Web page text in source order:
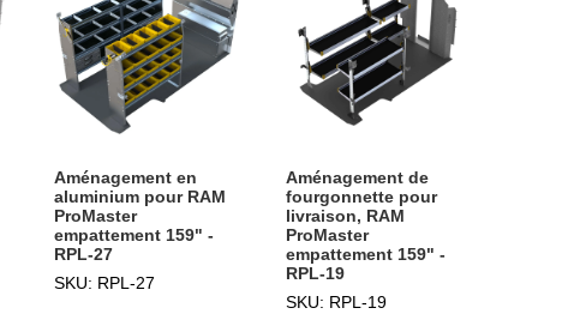
Aménagement en
aluminium pour RAM
ProMaster
empattement 159" -
RPL-27
SKU: RPL-27
Aménagement de
fourgonnette pour
livraison, RAM
ProMaster
empattement 159" -
RPL-19
SKU: RPL-19